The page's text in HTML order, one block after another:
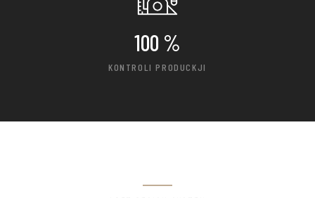
KONTROLI PRODUCKJI
100 %